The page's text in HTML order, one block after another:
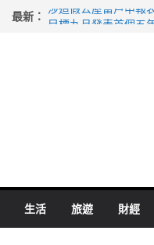
最新： 涉造假公屋富戶申報
生活 旅遊 財經